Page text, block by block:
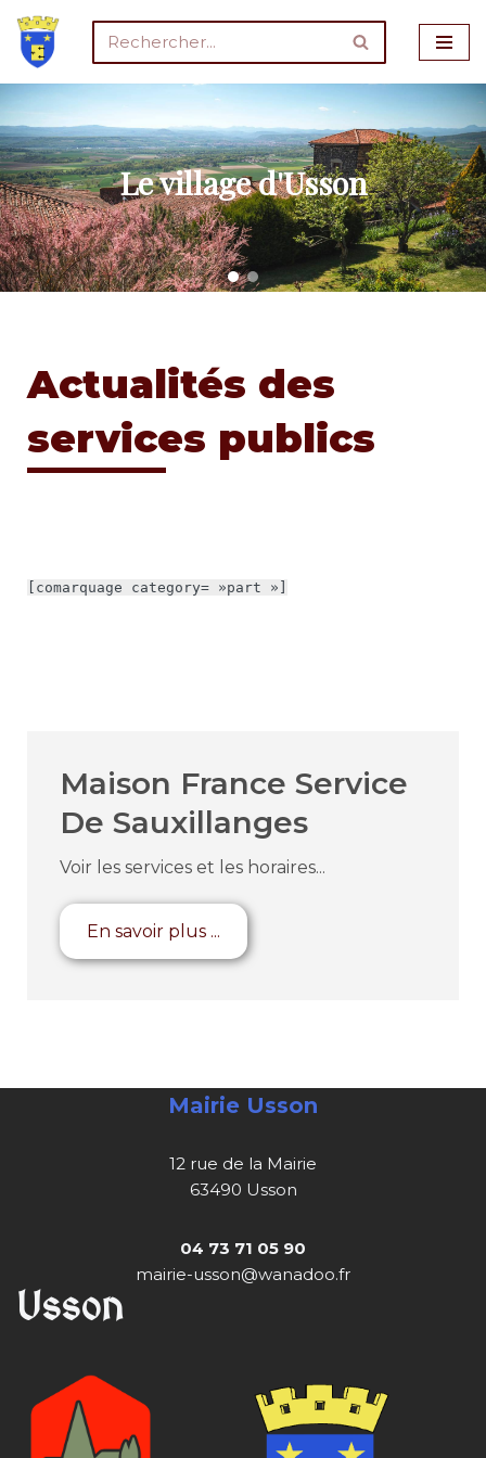
Aller
au
contenu
Le village d'Usson
Actualités des
services publics
[comarquage category= »part »]
Maison France Service
De Sauxillanges
Voir les services et les horaires...
En savoir plus ...
Mairie Usson
12 rue de la Mairie
63490 Usson
04 73 71 05 90
mairie-usson@wanadoo.fr
Usson